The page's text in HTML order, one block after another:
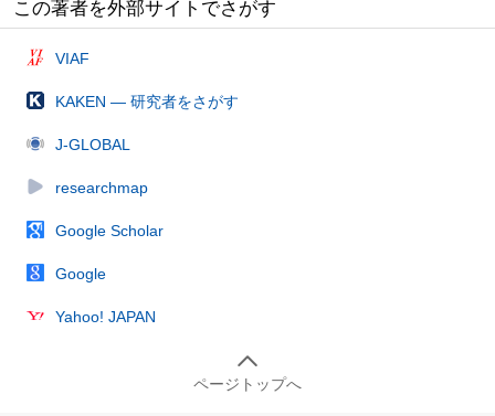
この著者を外部サイトでさがす
VIAF
KAKEN — 研究者をさがす
J-GLOBAL
researchmap
Google Scholar
Google
Yahoo! JAPAN
ページトップへ